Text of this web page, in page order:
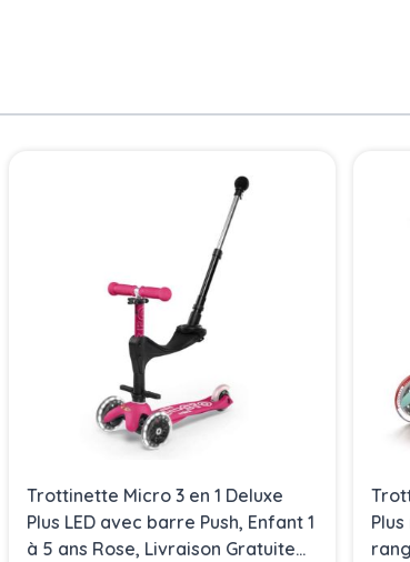
Trottinette Micro 3 en 1 Deluxe
Plus LED avec barre Push, Enfant 1
à 5 ans Rose, Livraison Gratuite